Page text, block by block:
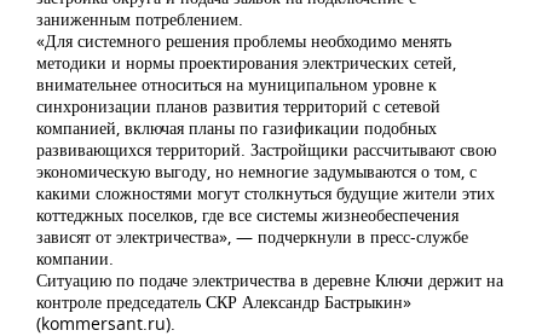
заниженным потреблением.
«Для системного решения проблемы необходимо менять
методики и нормы проектирования электрических сетей,
внимательнее относиться на муниципальном уровне к
синхронизации планов развития территорий с сетевой
компанией, включая планы по газификации подобных
развивающихся территорий. Застройщики рассчитывают свою
экономическую выгоду, но немногие задумываются о том, с
какими сложностями могут столкнуться будущие жители этих
коттеджных поселков, где все системы жизнеобеспечения
зависят от электричества», — подчеркнули в пресс-службе
компании.
Ситуацию по подаче электричества в деревне Ключи держит на
контроле председатель СКР Александр Бастрыкин»
(kommersant.ru).